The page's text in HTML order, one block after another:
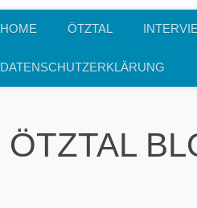
HOME ÖTZTAL
DATENSCHUTZERKLÄRUNG
ÖTZTAL